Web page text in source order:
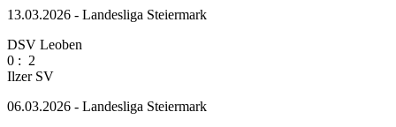
13.03.2026 - Landesliga Steiermark
DSV Leoben
0 : 2
Ilzer SV
06.03.2026 - Landesliga Steiermark